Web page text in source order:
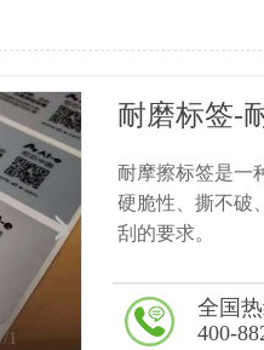
1/1
耐磨标签-
耐摩擦标签是一
硬脆性、撕不破
刮的要求。
全国
400-